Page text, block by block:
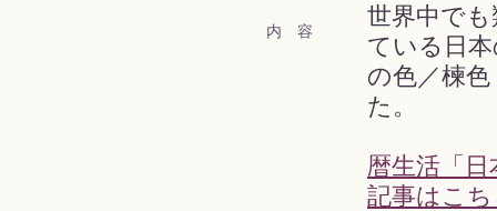
内 容
世界中で
ている日
の色／楝
た。
暦生活「
記事はこ